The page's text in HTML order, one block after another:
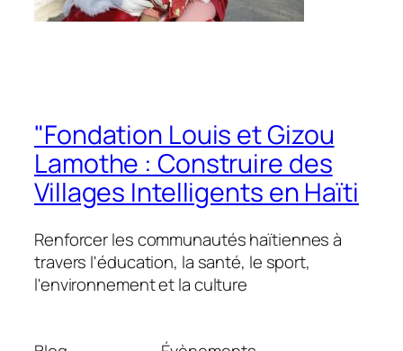
"Fondation Louis et Gizou
Lamothe : Construire des
Villages Intelligents en Haïti
Renforcer les communautés haïtiennes à
travers l'éducation, la santé, le sport,
l'environnement et la culture